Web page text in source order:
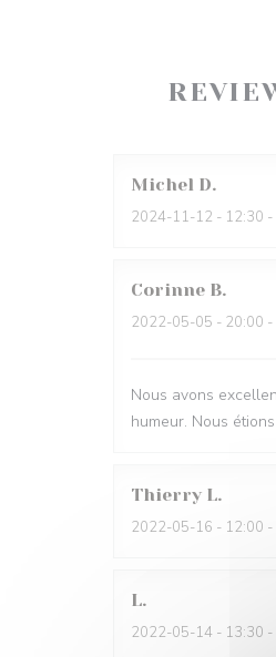
Michel D
2024-11-12 - 12:30
Corinne B
2022-05-05 - 20:00
Nous avons
humeur. Nous
Thierry L
2022-05-16 - 12:00
L
2022-05-14 - 13:30